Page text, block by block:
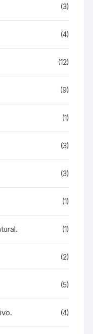
(3)
(4)
(12)
(9)
(1)
(3)
(3)
(1)
(1)
(2)
(5)
(4)